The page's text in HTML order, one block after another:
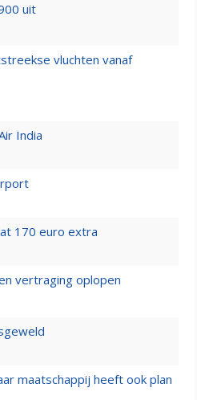
uit
vluchten vanaf
India
170 euro extra
vertraging oplopen
maatschappij heeft ook plan